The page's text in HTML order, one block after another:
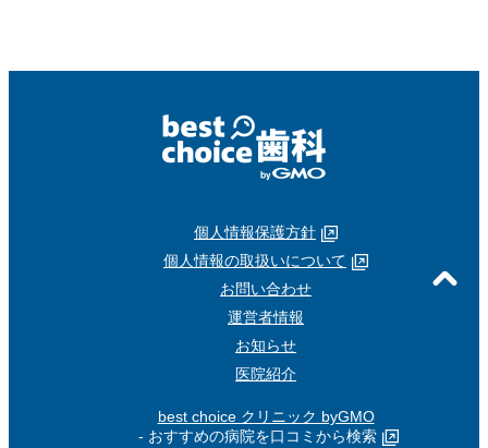
個人情報保護方針
個人情報の取扱いについて
お問い合わせ
運営者情報
お知らせ
医院紹介
best choice クリニック byGMO
- おすすめの病院を口コミから検索